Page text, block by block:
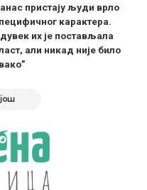
пристају људи врло
карактера.
их је постављала
али никад није било